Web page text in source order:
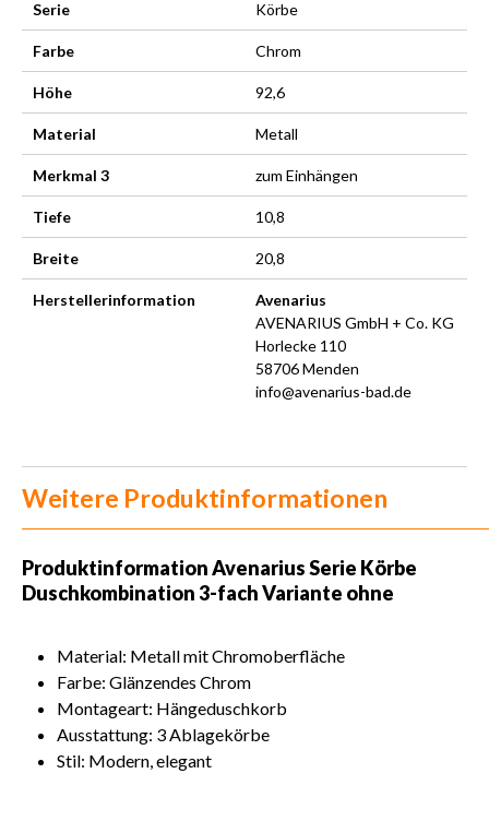
Serie Körbe
Farbe Chrom
Höhe 92,6
Material Metall
Merkmal 3 zum Einhängen
Tiefe 10,8
Breite 20,8
Herstellerinformation
Avenarius
AVENARIUS GmbH + Co. KG
Horlecke 110
58706 Menden
info@avenarius-bad.de
Weitere Produktinformationen
ProduktinformationAvenarius Serie Körbe
Duschkombination 3-fach Variante ohne
Material: Metall mit Chromoberfläche
Farbe: Glänzendes Chrom
Montageart: Hängeduschkorb
Ausstattung: 3 Ablagekörbe
Stil: Modern, elegant